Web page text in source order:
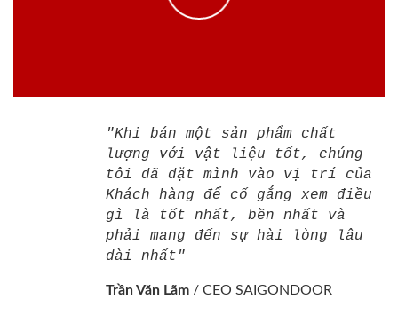
"Khi bán một sản phẩm chất
lượng với vật liệu tốt, chúng
tôi đã đặt mình vào vị trí của
Khách hàng để cố gắng xem điều
gì là tốt nhất, bền nhất và
phải mang đến sự hài lòng lâu
dài nhất"
Trần Văn Lãm / CEO SAIGONDOOR